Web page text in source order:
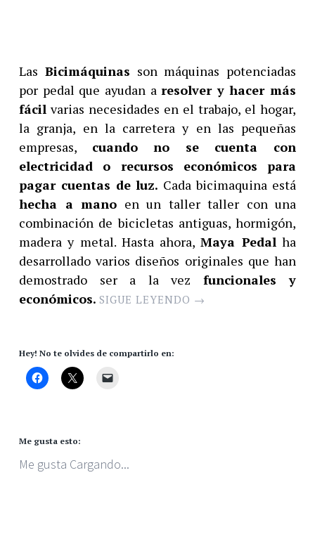
Las Bicimáquinas son máquinas potenciadas
por pedal que ayudan a resolver y hacer más
fácil varias necesidades en el trabajo, el hogar,
la granja, en la carretera y en las pequeñas
empresas, cuando no se cuenta con
electricidad o recursos económicos para
pagar cuentas de luz. Cada bicimaquina está
hecha a mano en un taller taller con una
combinación de bicicletas antiguas, hormigón,
madera y metal. Hasta ahora,Maya Pedal ha
desarrollado varios diseños originales que han
demostrado ser a la vez funcionales y
económicos. SIGUE LEYENDO →
Hey! No te olvides de compartirlo en:
Me gusta esto:
Me gusta Cargando...